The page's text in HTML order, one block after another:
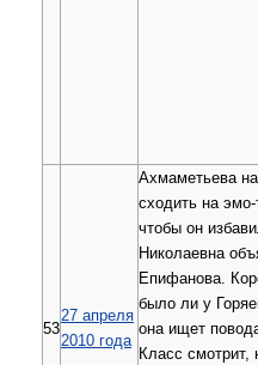
53
27 апреля
2010 года
Ахмаметьева
сходить на
чтобы он
Николаевна
Епифанова.
было ли у
она ищет
Класс